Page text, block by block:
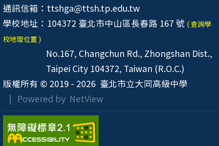
通訊信箱：ttshga@ttsh.tp.edu.tw
學校地址：104372 臺北市中山區長春路 167 號 ( 查詢學
校地理位置 )
No.167, Changchun Rd., Zhongshan Dist.,
Taipei City 104372, Taiwan (R.O.C.)
版權所有 © 2019 - 2026 臺北市立大同高級中學
| Powered by NetView